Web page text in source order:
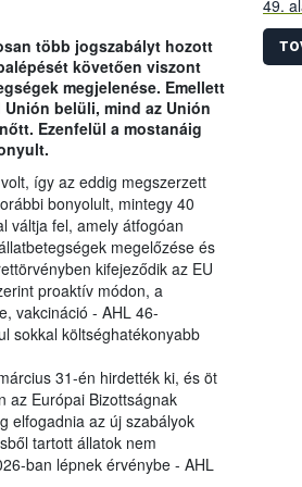
több jogszabályt hozott
követően viszont
megjelenése. Emellett
belüli, mind az Unión
Ezenfelül a mostanáig
így az eddig megszerzett
bonyolult, mintegy 40
váltja fel, amely átfogóan
megelőzése és
kifejeződik az EU
proaktív módon, a
vakcináció - AHL 46-
sokkal költséghatékonyabb
31-én hirdették ki, és öt
az Európai Bizottságnak
elfogadnia az új szabályok
tartott állatok nem
ban lépnek érvénybe - AHL
49.
előírt